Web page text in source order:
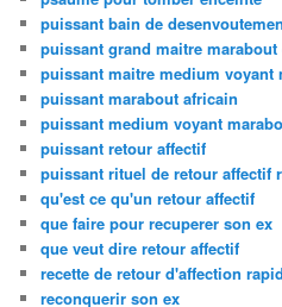
puissant bain de
puissant grand maitre
puissant maitre medium voyant
puissant marabout africain
puissant medium voyant
puissant retour affectif
puissant rituel de retour affectif
qu'est ce qu'un retour affectif
que faire pour recuperer son ex
que veut dire retour affectif
recette de retour d'affection
reconquerir son ex